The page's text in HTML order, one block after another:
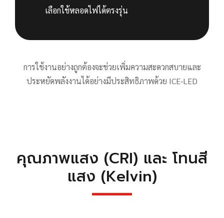
เลือกใช้หลอดไฟได้ตรงรุ่น
การใช้งานอย่างถูกต้องจะช่วยเพิ่มความสะดวกสบายและ
ประหยัดพลังงานได้อย่างมีประสิทธิภาพด้วย ICE-LED
คุณภาพแสง (CRI) และ โทนสี
แสง (Kelvin)